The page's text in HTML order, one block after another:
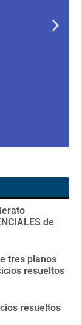
segundo
de
tres planos
resueltos
resueltos